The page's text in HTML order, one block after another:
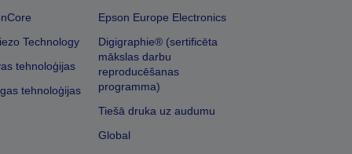
Technology
tehnoloģijas
tehnoloģijas
Epson Europe Electronics
Digigraphie® (sertificēta
mākslas darbu
reproducēšanas
programma)
Tiešā druka uz audumu
Global